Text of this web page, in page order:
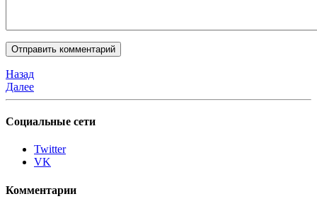
Назад
Далее
Социальные сети
Twitter
VK
Комментарии